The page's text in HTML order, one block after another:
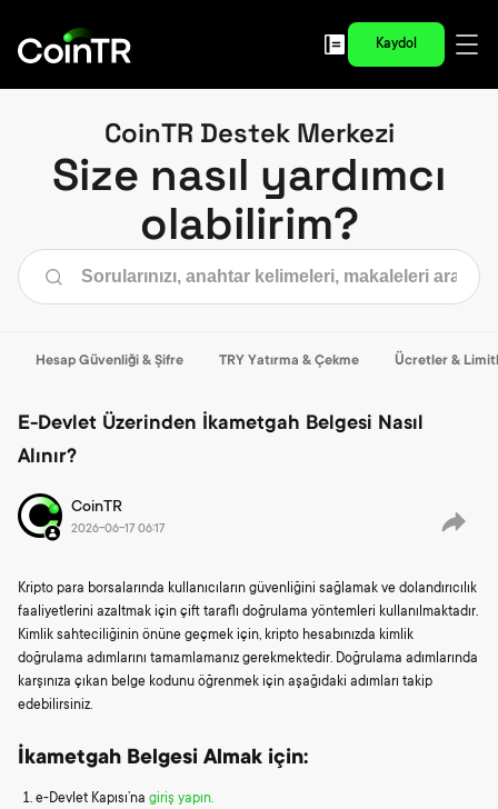
Kaydol
CoinTR Destek Merkezi
Size nasıl yardımcı
olabilirim?
Hesap Güvenliği & Şifre TRY Yatırma & Çekme Ücretler &
E-Devlet Üzerinden İkametgah Belgesi Nasıl
Alınır?
CoinTR
2026-06-17 06:17
Kripto para borsalarında kullanıcıların güvenliğini sağlamak ve dolandırıcılık
faaliyetlerini azaltmak için çift taraflı doğrulama yöntemleri kullanılmaktadır.
Kimlik sahteciliğinin önüne geçmek için, kripto hesabınızda kimlik
doğrulama adımlarını tamamlamanız gerekmektedir. Doğrulama adımlarında
karşınıza çıkan belge kodunu öğrenmek için aşağıdaki adımları takip
edebilirsiniz.
İkametgah Belgesi Almak için:
e-Devlet Kapısı’na giriş yapın.